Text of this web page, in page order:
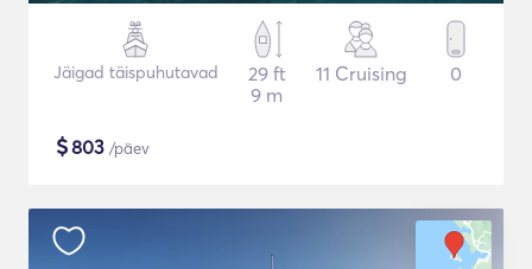
Jäigad täispuhutavad
29 ft
9 m
11 Cruising 0
$803 /päev